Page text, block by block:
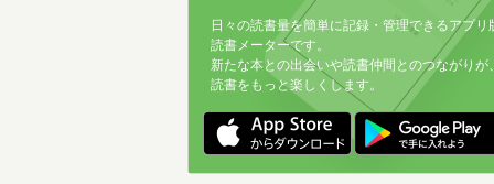
日々の読書量を簡単に記録・管理できるアプリ
読書メーターです。
新たな本との出会いや読書仲間とのつながりが
読書をもっと楽しくします。